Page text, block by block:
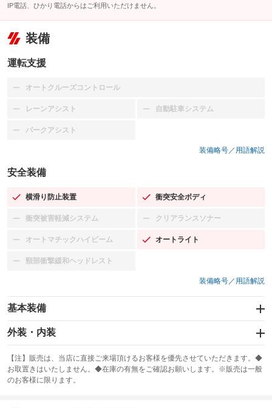
IP電話、ひかり電話からはご利用いただけません。
装備
運転支援
オートクルーズコントロール
：装備なし
レーンアシスト
：装備なし 自動駐車システム
：装備なし
パークアシスト
：装備なし
装備略号／用語解説
安全装備
横滑り防止装置
：装備あり 衝突安全ボディ
：装備あり
衝突被害軽減システム
：装備なし クリアランスソナー
：装備なし
オートマチックハイビーム
：装備なし オートライト
：装備あり
頸部衝撃緩和ヘッドレスト
：装備なし
装備略号／用語解説
基本装備
エアバッグ：運転席/助手席/サイド
：装備あり
：装備なし
サンルーフ
：装備なし ABS
外装・内装
カーナビ：メモリーナビ他
：装備あり
TV：フルセグ
：装備あり
【注】販売は、当店に直接ご来場頂けるお客様を優先させていただきます。◆
お取置きはいたしません。◆在庫の有無をご確認お願いします。※販売は一般
のお客様に限ります。